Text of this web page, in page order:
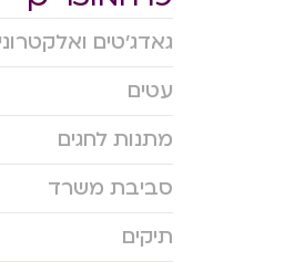
גאדג’טים
עטים
מתנות לחגים
סביבת משרד
תיקים